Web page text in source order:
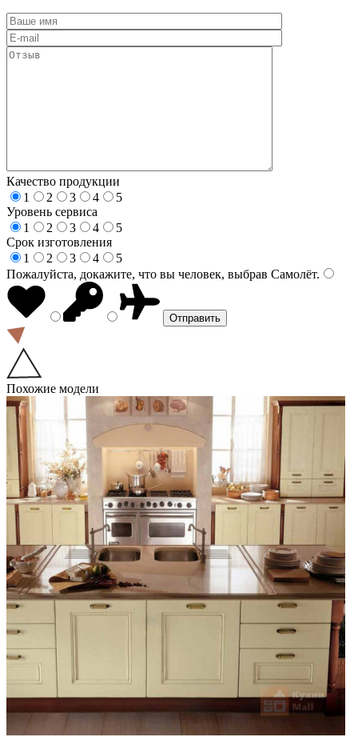
Качество продукции
1
2 3 4
5
Уровень сервиса
1
2 3 4
5
Срок изготовления
1
2 3 4
5
Пожалуйста, докажите, что вы человек, выбрав Самолёт.
Похожие модели